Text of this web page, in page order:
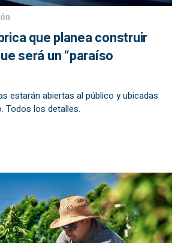
que planea construir
será un “paraíso
estarán abiertas al público y ubicadas
Todos los detalles.